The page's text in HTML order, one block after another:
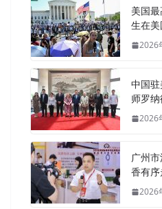
美国
生在美
2026
中国
师罗
2026
广州
香有
2026